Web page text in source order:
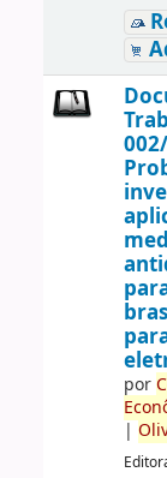
por
|